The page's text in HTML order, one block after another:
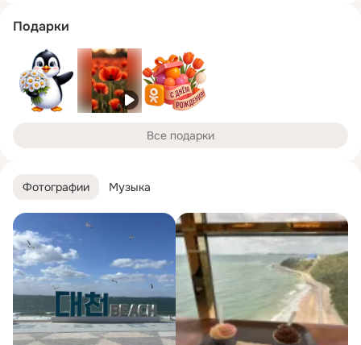
Фотографии Музыка
Подарки
Все подарки